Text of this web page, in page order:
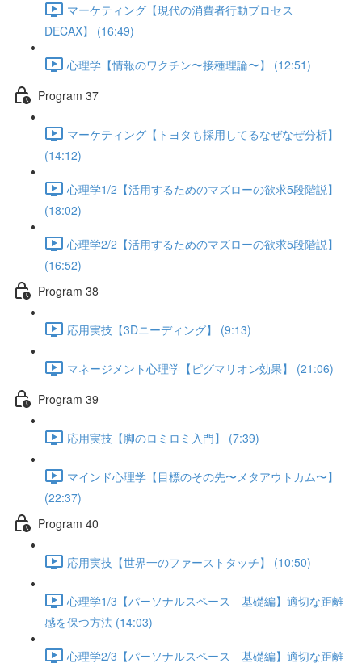
マーケティング【現代の消費者行動プロセス
DECAX】 (16:49)
心理学【情報のワクチン〜接種理論〜】 (12:51)
Program 37
マーケティング【トヨタも採用してるなぜなぜ分析】
(14:12)
心理学1/2【活用するためのマズローの欲求5段階説】
(18:02)
心理学2/2【活用するためのマズローの欲求5段階説】
(16:52)
Program 38
応用実技【3Dニーディング】 (9:13)
マネージメント心理学【ピグマリオン効果】 (21:06)
Program 39
応用実技【脚のロミロミ入門】 (7:39)
マインド心理学【目標のその先〜メタアウトカム〜】
(22:37)
Program 40
応用実技【世界一のファーストタッチ】 (10:50)
心理学1/3【パーソナルスペース 基礎編】適切な距離
感を保つ方法 (14:03)
心理学2/3【パーソナルスペース 基礎編】適切な距離